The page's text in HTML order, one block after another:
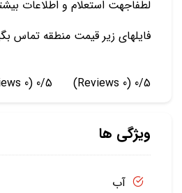
لطفاجهت استعلام و اطلاعات
فایلهای زیر قیمت منطقه تماس
0/5
(0 Reviews)
0/5
(0 Reviews)
ویژگی ها
آب